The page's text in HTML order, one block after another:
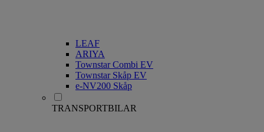
LEAF
ARIYA
Townstar Combi EV
Townstar Skåp EV
e-NV200 Skåp
TRANSPORTBILAR